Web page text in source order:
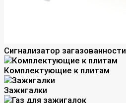
Сигнализатор загазованности
Комплектующие к плитам
Зажигалки